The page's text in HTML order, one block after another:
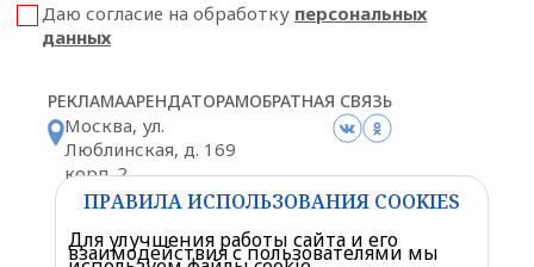
РЕКЛАМААРЕНДАТОРАМОБРАТНАЯ СВЯЗЬ
Москва, ул.
Люблинская, д. 169
корп. 2
Схема проезда
Даю согласие на обработку персональных
данных
ПРАВИЛА ИСПОЛЬЗОВАНИЯ COOKIES
Для улучшения работы сайта и его
взаимодействия с пользователями мы